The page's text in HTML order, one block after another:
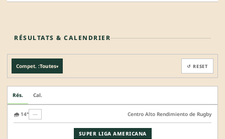
RÉSULTATS & CALENDRIER
Compet. :Toutes▾ ↺ RESET
Rés. Cal.
SUPER LIGA AMERICANA
🌧️ 14° — Centro Alto Rendimiento de Rugby